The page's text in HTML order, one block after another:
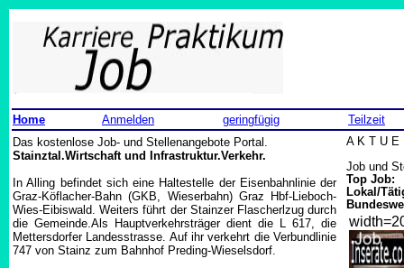
Home Anmelden geringfügig
Teilzeit
Das kostenlose Job- und Stellenangebote Portal.
Stainztal.Wirtschaft und Infrastruktur.Verkehr.
In Alling befindet sich eine Haltestelle der Eisenbahnlinie der
Graz-Köflacher-Bahn (GKB, Wieserbahn) Graz Hbf-Lieboch-
Wies-Eibiswald. Weiters führt der Stainzer Flascherlzug durch
die Gemeinde.Als Hauptverkehrsträger dient die L 617, die
Mettersdorfer Landesstrasse. Auf ihr verkehrt die Verbundlinie
747 von Stainz zum Bahnhof Preding-Wieselsdorf.
A K T U E
Job und
Top Job:
Lokal/